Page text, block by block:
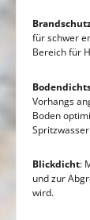
für schwer
Bereich für
Vorhangs
Boden
Blickdicht:
und zur
wird.